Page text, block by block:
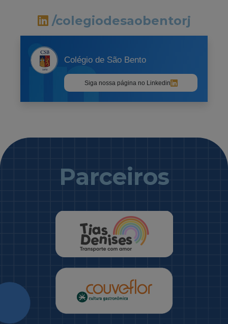
/colegiodesaobentorj
Colégio de São Bento
Siga nossa página no Linkedin
Parceiros